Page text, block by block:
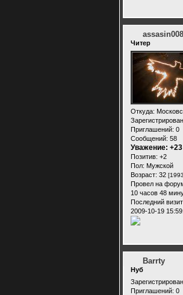
assasin008
Читер
Откуда:
Зарегистрирован
Приглашений: 0
Сообщений: 58
Уважение: +23
Позитив: +2
Пол: Мужской
Возраст: 32
Провел на
10 часов 48
Последний
2009-10-19
Barrty
Нуб
Зарегистрирован
Приглашений: 0